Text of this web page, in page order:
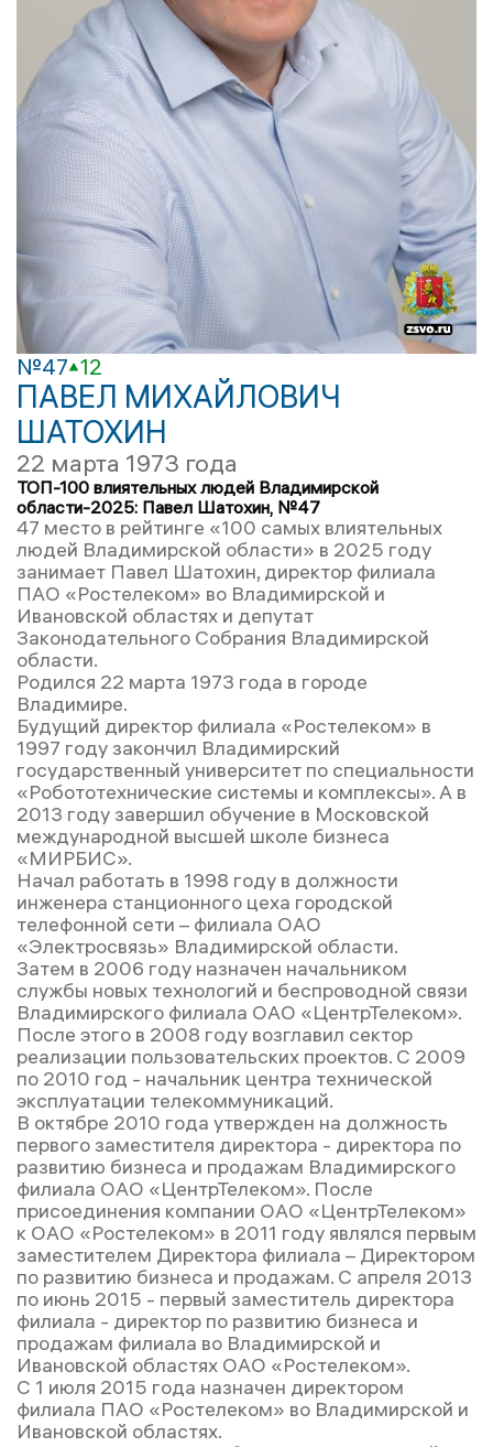
№47 12
ПАВЕЛ МИХАЙЛОВИЧ
ШАТОХИН
22 марта 1973 года
ТОП-100 влиятельных людей Владимирской
области-2025: Павел Шатохин, №47
47 место в рейтинге «100 самых влиятельных
людей Владимирской области» в 2025 году
занимает Павел Шатохин, директор филиала
ПАО «Ростелеком» во Владимирской и
Ивановской областях и депутат
Законодательного Собрания Владимирской
области.
Родился 22 марта 1973 года в городе
Владимире.
Будущий директор филиала «Ростелеком» в
1997 году закончил Владимирский
государственный университет по специальности
«Робототехнические системы и комплексы». А в
2013 году завершил обучение в Московской
международной высшей школе бизнеса
«МИРБИС».
Начал работать в 1998 году в должности
инженера станционного цеха городской
телефонной сети – филиала ОАО
«Электросвязь» Владимирской области.
Затем в 2006 году назначен начальником
службы новых технологий и беспроводной связи
Владимирского филиала ОАО «ЦентрТелеком».
После этого в 2008 году возглавил сектор
реализации пользовательских проектов. С 2009
по 2010 год - начальник центра технической
эксплуатации телекоммуникаций.
В октябре 2010 года утвержден на должность
первого заместителя директора - директора по
развитию бизнеса и продажам Владимирского
филиала ОАО «ЦентрТелеком». После
присоединения компании ОАО «ЦентрТелеком»
к ОАО «Ростелеком» в 2011 году являлся первым
заместителем Директора филиала – Директором
по развитию бизнеса и продажам. С апреля 2013
по июнь 2015 - первый заместитель директора
филиала - директор по развитию бизнеса и
продажам филиала во Владимирской и
Ивановской областях ОАО «Ростелеком».
С 1 июля 2015 года назначен директором
филиала ПАО «Ростелеком» во Владимирской и
Ивановской областях.